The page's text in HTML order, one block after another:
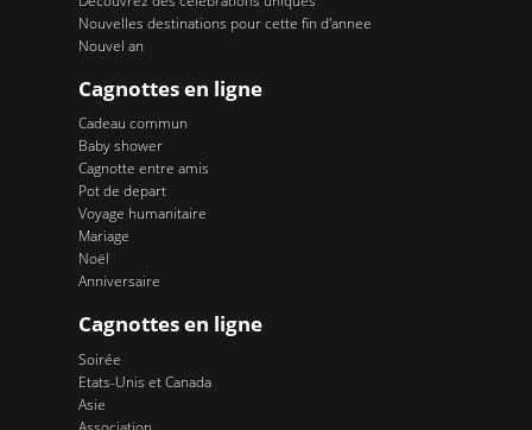
Nouvelles destinations pour cette fin d'annee
Nouvel an
Cagnottes en ligne
Cadeau commun
Baby shower
Cagnotte entre amis
Pot de depart
Voyage humanitaire
Mariage
Noël
Anniversaire
Cagnottes en ligne
Soirée
Etats-Unis et Canada
Asie